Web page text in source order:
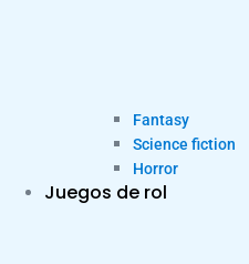
Fantasy
Science fiction
Horror
Juegos de rol